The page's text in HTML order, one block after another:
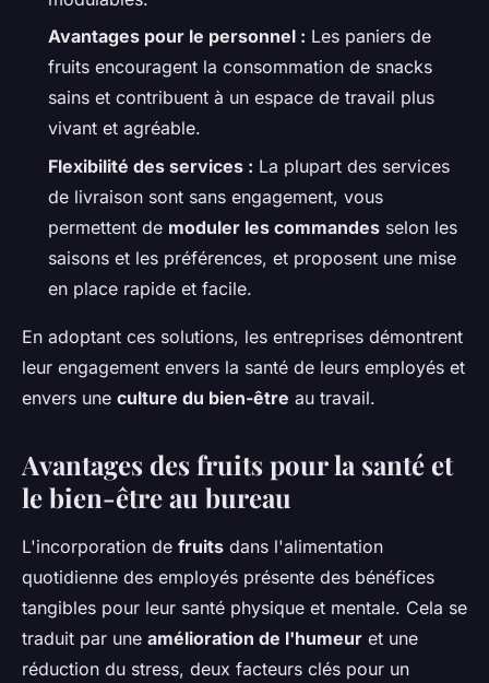
Avantages pour le personnel : Les paniers de
fruits encouragent la consommation de snacks
sains et contribuent à un espace de travail plus
vivant et agréable.
Flexibilité des services : La plupart des services
de livraison sont sans engagement, vous
permettent de moduler les commandes selon les
saisons et les préférences, et proposent une mise
en place rapide et facile.
En adoptant ces solutions, les entreprises démontrent
leur engagement envers la santé de leurs employés et
envers une culture du bien-être au travail.
Avantages des fruits pour la santé et
le bien-être au bureau
L'incorporation de fruits dans l'alimentation
quotidienne des employés présente des bénéfices
tangibles pour leur santé physique et mentale. Cela se
traduit par une amélioration de l'humeur et une
réduction du stress, deux facteurs clés pour un